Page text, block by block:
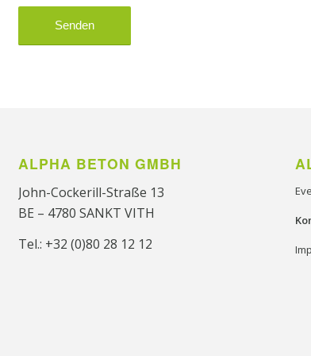
ALPHA BETON GMBH
John-Cockerill-Straße 13
BE – 4780 SANKT VITH
Tel.: +32 (0)80 28 12 12